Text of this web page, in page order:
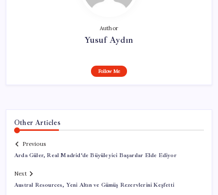
Author
Yusuf Aydın
Follow Me
Other Articles
Previous
Arda Güler, Real Madrid’de Büyüleyici Başarılar Elde Ediyor
Next
Austral Resources, Yeni Altın ve Gümüş Rezervlerini Keşfetti